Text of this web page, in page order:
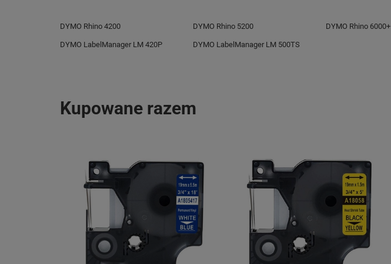
DYMO Rhino 4200 DYMO Rhino 5200 DYMO Rhino 6000+
DYMO LabelManager LM 420P DYMO LabelManager LM 500TS
Kupowane razem